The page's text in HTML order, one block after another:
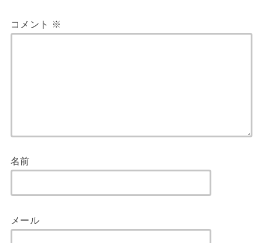
コメント ※
名前
メール